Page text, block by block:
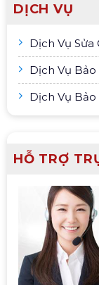
DỊCH VỤ
Dịch Vụ Sửa
Dịch Vụ Bảo
Dịch Vụ
HỖ TRỢ